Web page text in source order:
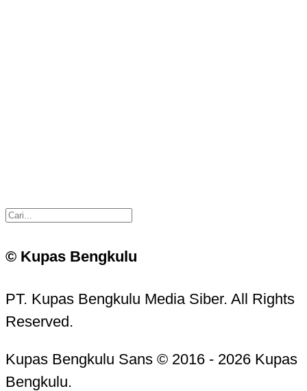
© Kupas Bengkulu
PT. Kupas Bengkulu Media Siber. All Rights
Reserved.
Kupas Bengkulu Sans © 2016 - 2026 Kupas
Bengkulu.